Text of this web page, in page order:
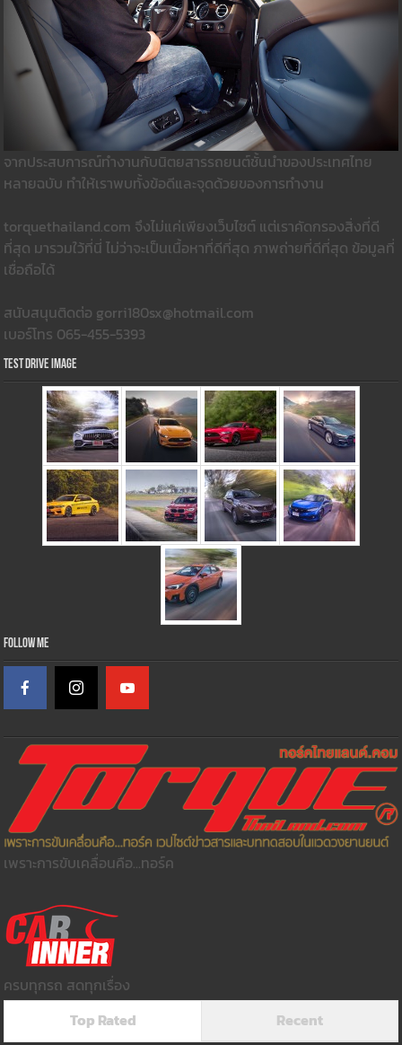
จากประสบการณ์ทำงานกับนิตยสารรถยนต์ชั้นนำของประเทศไทย
หลายฉบับ ทำให้เราพบทั้งข้อดีและจุดด้วยของการทำงาน
torquethailand.com จึงไม่แค่เพียงเว็บไซต์ แต่เราคัดกรองสิ่งที่ดี
ที่สุด มารวมใว้ที่นี่ ไม่ว่าจะเป็นเนื้อหาที่ดีที่สุด ภาพถ่ายที่ดีที่สุด ข้อมูลที่
เชื่อถือได้
สนับสนุนติดต่อ gorri180sx@hotmail.com
เบอร์โทร 065-455-5393
Test Drive Image
Follow Me
เพราะการขับเคลื่อนคือ...ทอร์ค
ครบทุกรถ สดทุกเรื่อง
Top Rated
Recent